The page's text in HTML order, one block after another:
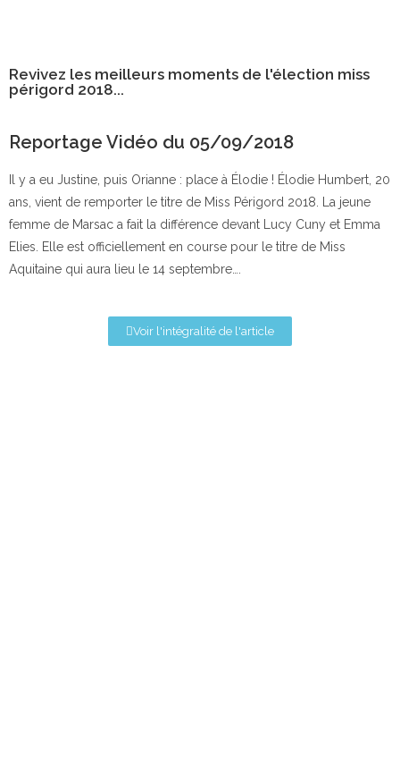
Revivez les meilleurs moments de l'élection miss
périgord 2018...
Reportage Vidéo du 05/09/2018
Il y a eu Justine, puis Orianne : place à Élodie ! Élodie Humbert, 20
ans, vient de remporter le titre de Miss Périgord 2018. La jeune
femme de Marsac a fait la différence devant Lucy Cuny et Emma
Elies. Elle est officiellement en course pour le titre de Miss
Aquitaine qui aura lieu le 14 septembre….
Voir l'intégralité de l'article